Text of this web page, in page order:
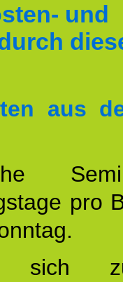
und
aus
pro
sich